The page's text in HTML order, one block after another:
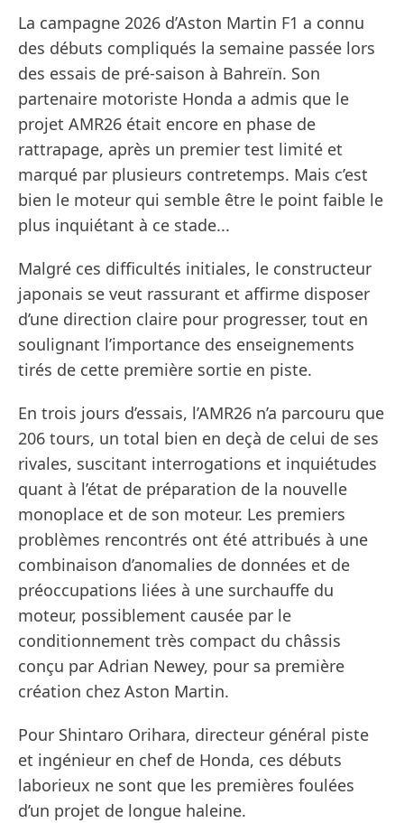
La campagne 2026 d’Aston Martin F1 a connu
des débuts compliqués la semaine passée lors
des essais de pré-saison à Bahreïn. Son
partenaire motoriste Honda a admis que le
projet AMR26 était encore en phase de
rattrapage, après un premier test limité et
marqué par plusieurs contretemps. Mais c’est
bien le moteur qui semble être le point faible le
plus inquiétant à ce stade...
Malgré ces difficultés initiales, le constructeur
japonais se veut rassurant et affirme disposer
d’une direction claire pour progresser, tout en
soulignant l’importance des enseignements
tirés de cette première sortie en piste.
En trois jours d’essais, l’AMR26 n’a parcouru que
206 tours, un total bien en deçà de celui de ses
rivales, suscitant interrogations et inquiétudes
quant à l’état de préparation de la nouvelle
monoplace et de son moteur. Les premiers
problèmes rencontrés ont été attribués à une
combinaison d’anomalies de données et de
préoccupations liées à une surchauffe du
moteur, possiblement causée par le
conditionnement très compact du châssis
conçu par Adrian Newey, pour sa première
création chez Aston Martin.
Pour Shintaro Orihara, directeur général piste
et ingénieur en chef de Honda, ces débuts
laborieux ne sont que les premières foulées
d’un projet de longue haleine.